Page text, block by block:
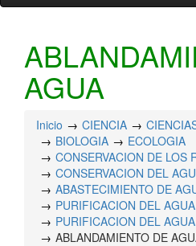
AGUA
Inicio CIENCIA
BIOLOGIA
ECOLOGIA
CONSERVACION DE LOS
CONSERVACION DEL
ABASTECIMIENTO DE
PURIFICACION DEL AGUA
PURIFICACION DEL
ABLANDAMIENTO DE